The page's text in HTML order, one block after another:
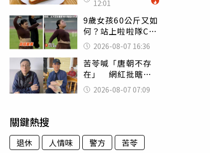
司」 半年後暴瘦
嚇壞女兒
12:01
9歲女孩60公斤又如
何？站上啦啦隊C位
驚艷全場 千萬網
友被圈粉
2026-08-07 16:36
苦苓喊「唐朝不存
在」 網紅批瞎編
歷史：李白、杜甫
用鮮卑文寫詩？
2026-08-07 07:09
關鍵熱搜
退休 人情味 警方
苦苓